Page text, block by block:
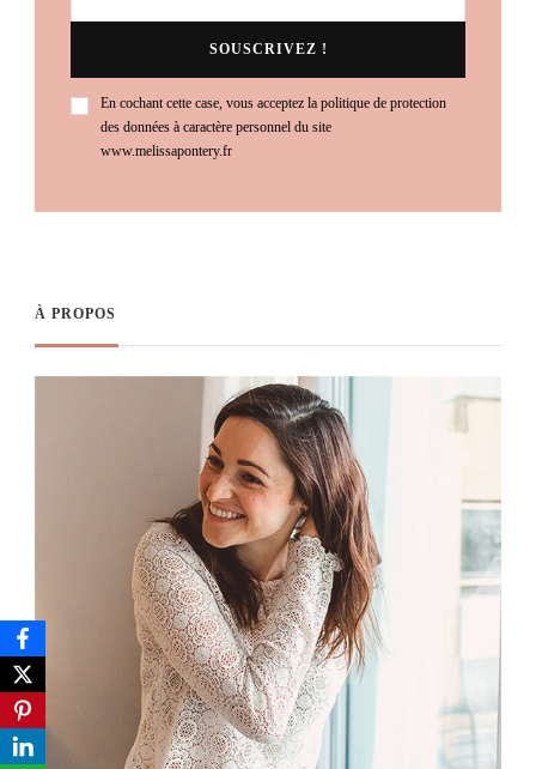
En cochant cette case, vous acceptez la politique de protection
des données à caractère personnel du site
www.melissapontery.fr
À PROPOS